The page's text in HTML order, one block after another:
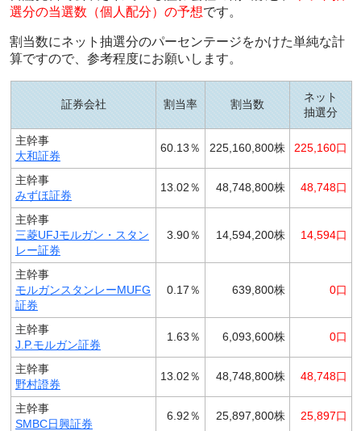
選分の当選数（個人配分）の予想です。
割当数にネット抽選分のパーセンテージをかけた単純な計
算ですので、参考程度にお願いします。
証券会社 割当率 割当数
ネット
抽選分
主幹事
大和証券
60.13％ 225,160,800株 225,160口
主幹事
みずほ証券
13.02％ 48,748,800株 48,748口
主幹事
三菱UFJモルガン・スタン
レー証券
3.90％ 14,594,200株 14,594口
主幹事
モルガンスタンレーMUFG
証券
0.17％ 639,800株 0口
主幹事
J.P.モルガン証券
1.63％ 6,093,600株 0口
主幹事
野村證券
13.02％ 48,748,800株 48,748口
主幹事
SMBC日興証券
6.92％ 25,897,800株 25,897口